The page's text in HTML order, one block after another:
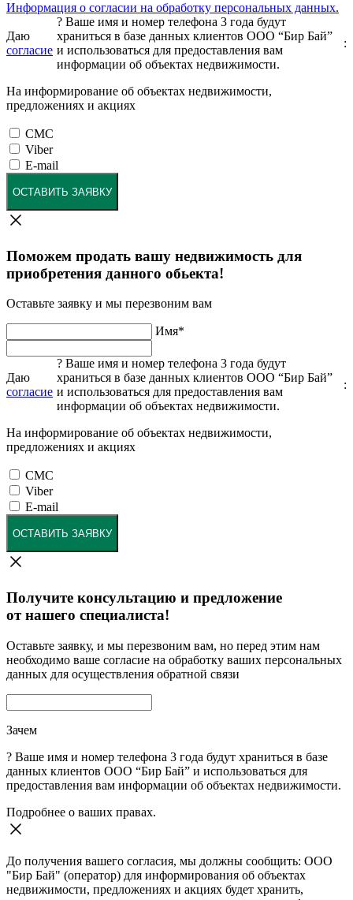
Информация о согласии на обработку персональных данных.
Даю
согласие
? Ваше имя и номер телефона 3 года будут
храниться в базе данных клиентов ООО “Бир Бай”
и использоваться для предоставления вам
информации об объектах недвижимости.
:
На информирование об объектах недвижимости,
предложениях и акциях
СМС
Viber
E-mail
ОСТАВИТЬ ЗАЯВКУ
Поможем продать вашу недвижимость для
приобретения данного обьекта!
Оставьте заявку и мы перезвоним вам
Имя*
Даю
согласие
? Ваше имя и номер телефона 3 года будут
храниться в базе данных клиентов ООО “Бир Бай”
и использоваться для предоставления вам
информации об объектах недвижимости.
:
На информирование об объектах недвижимости,
предложениях и акциях
СМС
Viber
E-mail
ОСТАВИТЬ ЗАЯВКУ
Получите консультацию и предложение
от нашего специалиста!
Оставьте заявку, и мы перезвоним вам, но перед этим нам
необходимо ваше согласие на обработку ваших персональных
данных для осуществления обратной связи
Зачем
? Ваше имя и номер телефона 3 года будут храниться в базе
данных клиентов ООО “Бир Бай” и использоваться для
предоставления вам информации об объектах недвижимости.
Подробнее о ваших правах.
До получения вашего согласия, мы должны сообщить: ООО
"Бир Бай" (оператор) для информирования об объектах
недвижимости, предложениях и акциях будет хранить,